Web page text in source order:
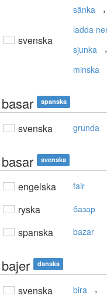
svenska
sänka ,
ladda
sjunka ,
minska
basar spanska
svenska grunda
basar svenska
engelska fair
ryska базар
spanska bazar
bajer danska
svenska bira ,